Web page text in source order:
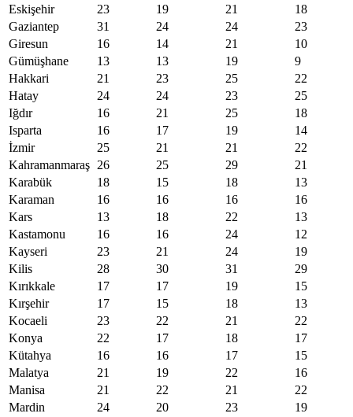
Eskişehir
23 19 21
18
Gaziantep
31 24 24
23
Giresun
16 14 21
10
Gümüşhane
13 13 19
9
Hakkari
21 23 25
22
Hatay
24 24 23
25
Iğdır
16 21 25
18
Isparta
16 17 19
14
İzmir
25 21 21
22
Kahramanmaraş 26 25 29
21
Karabük
18 15 18
13
Karaman
16 16 16
16
Kars
13 18 22
13
Kastamonu
16 16 24
12
Kayseri
23 21 24
19
Kilis
28 30 31
29
Kırıkkale
17 17 19
15
Kırşehir
17 15 18
13
Kocaeli
23 22 21
22
Konya
22 17 18
17
Kütahya
16 16 17
15
Malatya
21 19 22
16
Manisa
21 22 21
22
Mardin
24 20 23
19